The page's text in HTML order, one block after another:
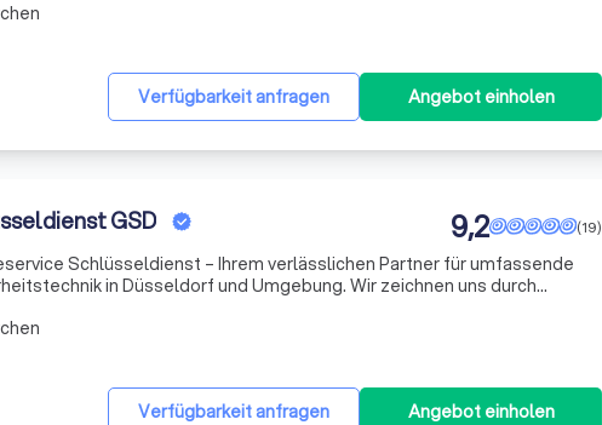
Verfügbarkeit anfragen Angebot einholen
Gebäudeservice Schlüsseldienst GSD (19)
9,2
Schlüsseldienst – Ihrem verlässlichen Partner für umfassende
in Düsseldorf und Umgebung. Wir zeichnen uns durch
Verfügbarkeit anfragen Angebot einholen